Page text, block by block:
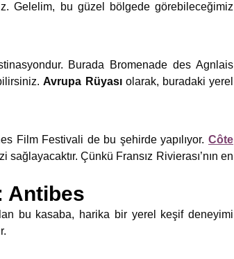
Gelelim, bu güzel bölgede görebileceğimiz
Burada Bromenade des Agnlais
Avrupa Rüyasıolarak, buradaki yerel
Film Festivali de bu şehirde yapılıyor. Côte
Çünkü Fransız Rivierası’nın en
Antibes
bu kasaba, harika bir yerel keşif deneyimi